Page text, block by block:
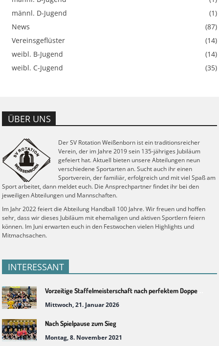
männl. D-Jugend
(1)
News
(87)
Vereinsgeflüster
(14)
weibl. B-Jugend
(14)
weibl. C-Jugend
(35)
ÜBER UNS
Der SV Rotation Weißenborn ist ein traditionsreicher
Verein, der im Jahre 2019 sein 135-jähriges Jubiläum
gefeiert hat. Aktuell bieten unsere Abteilungen neun
verschiedene Sportarten an. Sucht auch ihr einen
Sportverein, der familiär, erfolgreich und mit viel Spaß am
Sport arbeitet, dann meldet euch. Die Ansprechpartner findet ihr bei den
jeweiligen Abteilungen und Mannschaften.
Im Jahr 2022 feiert die Abteilung Handball 100 Jahre. Wir freuen und hoffen
sehr, dass wir dieses Jubiläum mit ehemaligen und aktiven Sportlern feiern
können. Im Juni erwarten euch in den Festwochen vielen Highlights und
Mitmachsachen.
INTERESSANT
Mittwoch, 21. Januar 2026
Nach Spielpause zum Sieg
Montag, 8. November 2021